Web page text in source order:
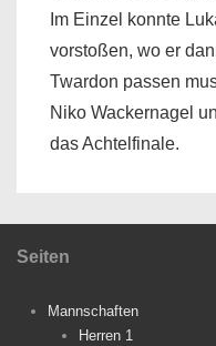
Im Einzel konnte
vorstoßen, wo er
Twardon passen
Niko Wackernagel
das Achtelfinale.
Seiten
Mannschaften
Herren 1